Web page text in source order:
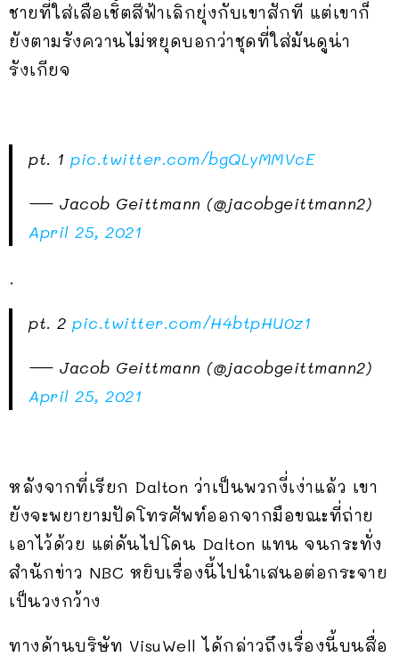
ชายที่ใส่เสื้อเชิ้ตสีฟ้าเลิกยุ่งกับเขาสักที แต่เขาก็
ยังตามรังควานไม่หยุดบอกว่าชุดที่ใส่มันดูน่า
รังเกียจ
pt. 1 pic.twitter.com/bgQLyMMVcE
— Jacob Geittmann (@jacobgeittmann2)
April 25, 2021
.
pt. 2 pic.twitter.com/H4btpHU0z1
— Jacob Geittmann (@jacobgeittmann2)
April 25, 2021
หลังจากที่เรียก Dalton ว่าเป็นพวกงี่เง่าแล้ว เขา
ยังจะพยายามปัดโทรศัพท์ออกจากมือขณะที่ถ่าย
เอาไว้ด้วย แต่ดันไปโดน Dalton แทน จนกระทั่ง
สำนักข่าว NBC หยิบเรื่องนี้ไปนำเสนอต่อกระจาย
เป็นวงกว้าง
ทางด้านบริษัท VisuWell ได้กล่าวถึงเรื่องนี้บนสื่อ